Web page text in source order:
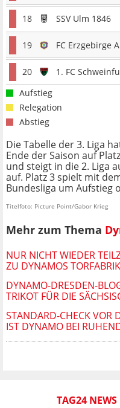
18 SSV Ulm 1846
19 FC Erzgebirge
20 1. FC
Aufstieg
Relegation
Abstieg
Die Tabelle der 3. Liga
Ende der Saison auf
und steigt in die 2. Liga
auf. Platz 3 spielt mit
Bundesliga um Aufstieg
Titelfoto: Picture Point/Gabor Krieg
Mehr zum Thema
NUR NICHT WIEDER
ZU DYNAMOS
DYNAMO-DRESDEN-
TRIKOT FÜR DIE
STANDARD-CHECK VOR
IST DYNAMO BEI
TAG24